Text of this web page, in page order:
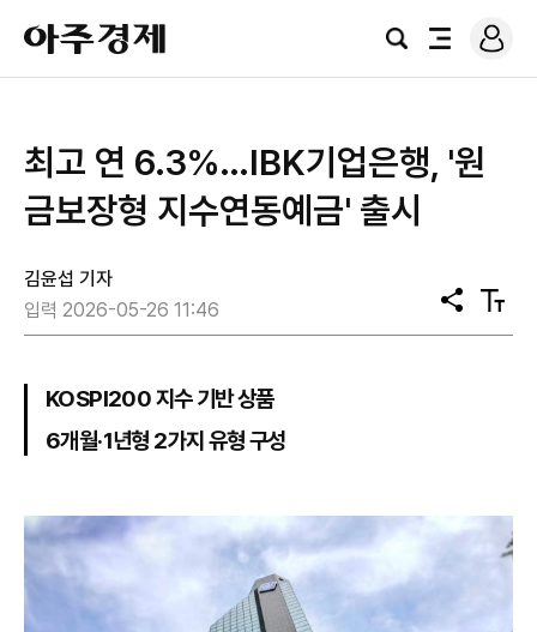
아
주
경
검
전
로
그
최고 연 6.3%…IBK기업은행, '원
금보장형 지수연동예금' 출시
김윤섭 기자
입력 2026-05-26 11:46
공
유
텍
스
KOSPI200 지수 기반 상품
6개월·1년형 2가지 유형 구성